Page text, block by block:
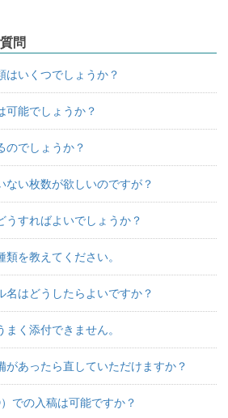
問
はいくつでしょうか？
可能でしょうか？
のでしょうか？
ない枚数が欲しいのですが？
うすればよいでしょうか？
を教えてください。
名はどうしたらよいですか？
く添付できません。
があったら直していただけますか？
での入稿は可能ですか？